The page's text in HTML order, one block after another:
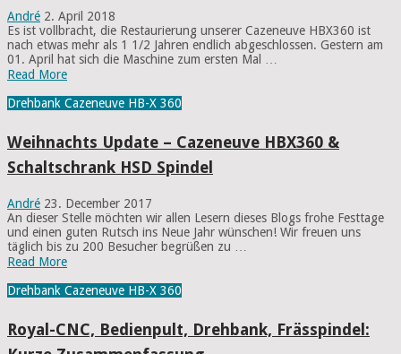
André 2. April 2018
Es ist vollbracht, die Restaurierung unserer Cazeneuve HBX360 ist
nach etwas mehr als 1 1/2 Jahren endlich abgeschlossen. Gestern am
01. April hat sich die Maschine zum ersten Mal …
Read More
Drehbank Cazeneuve HB-X 360
Weihnachts Update – Cazeneuve HBX360 &
Schaltschrank HSD Spindel
André 23. December 2017
An dieser Stelle möchten wir allen Lesern dieses Blogs frohe Festtage
und einen guten Rutsch ins Neue Jahr wünschen! Wir freuen uns
täglich bis zu 200 Besucher begrüßen zu …
Read More
Drehbank Cazeneuve HB-X 360
Royal-CNC, Bedienpult, Drehbank, Frässpindel: